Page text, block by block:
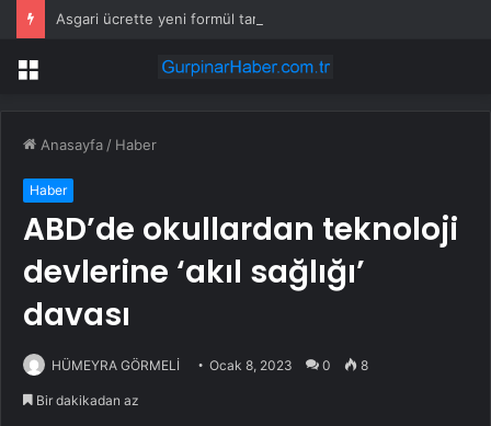
Menü
Anasayfa / Haber
Haber
ABD’de okullardan teknoloji
devlerine ‘akıl sağlığı’
davası
HÜMEYRA GÖRMELİ Ocak 8, 2023 0 8
Bir dakikadan az